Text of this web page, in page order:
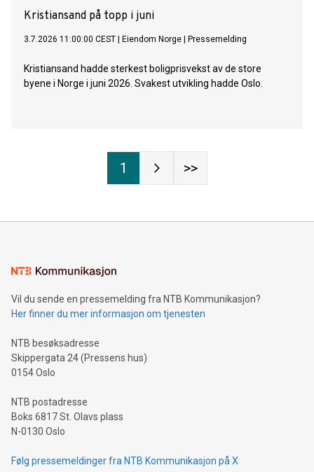
Kristiansand på topp i juni
3.7.2026 11:00:00 CEST Eiendom Norge Pressemelding
Kristiansand hadde sterkest boligprisvekst av de store
byene i Norge i juni 2026. Svakest utvikling hadde Oslo.
1 >>
Vil du sende en pressemelding fra NTB Kommunikasjon?
Her finner du mer informasjon om tjenesten
NTB besøksadresse
Skippergata 24 (Pressens hus)
0154 Oslo
NTB postadresse
Boks 6817 St. Olavs plass
N-0130 Oslo
Følg pressemeldinger fra NTB Kommunikasjon på X